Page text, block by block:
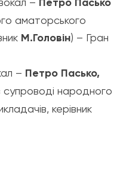
аматорського
М.Головін) – Гран
– Петро Пасько,
супроводі народного
керівник